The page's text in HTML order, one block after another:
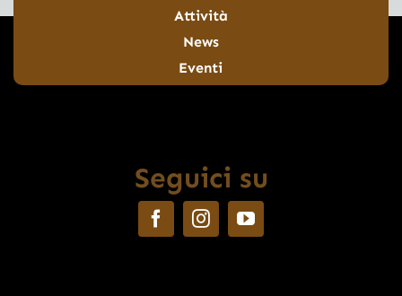
Attività
News
Eventi
Seguici su